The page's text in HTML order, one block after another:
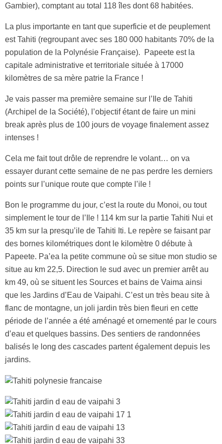
Gambier), comptant au total 118 îles dont 68 habitées.
La plus importante en tant que superficie et de peuplement
est Tahiti (regroupant avec ses 180 000 habitants 70% de la
population de la Polynésie Française). Papeete est la
capitale administrative et territoriale située à 17000
kilomètres de sa mère patrie la France !
Je vais passer ma première semaine sur l’Ile de Tahiti
(Archipel de la Société), l’objectif étant de faire un mini
break après plus de 100 jours de voyage finalement assez
intenses !
Cela me fait tout drôle de reprendre le volant… on va
essayer durant cette semaine de ne pas perdre les derniers
points sur l’unique route que compte l’ile !
Bon le programme du jour, c’est la route du Monoi, ou tout
simplement le tour de l’Ile ! 114 km sur la partie Tahiti Nui et
35 km sur la presqu’ile de Tahiti Iti. Le repère se faisant par
des bornes kilométriques dont le kilomètre 0 débute à
Papeete. Pa’ea la petite commune où se situe mon studio se
situe au km 22,5. Direction le sud avec un premier arrêt au
km 49, où se situent les Sources et bains de Vaima ainsi
que les Jardins d’Eau de Vaipahi. C’est un très beau site à
flanc de montagne, un joli jardin très bien fleuri en cette
période de l’année a été aménagé et ornementé par le cours
d’eau et quelques bassins. Des sentiers de randonnées
balisés le long des cascades partent également depuis les
jardins.